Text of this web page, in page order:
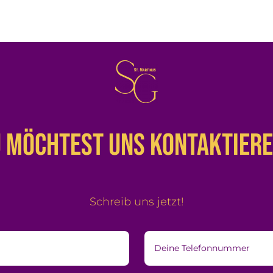
möchtest uns
Schreib uns jetzt!